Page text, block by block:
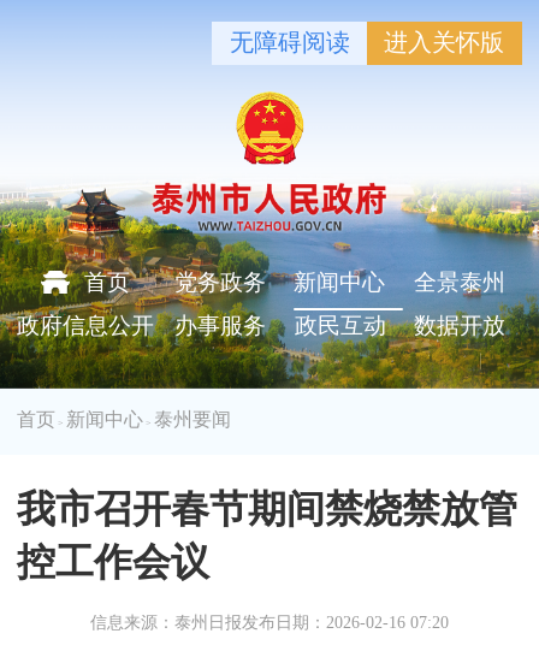
无障碍阅读 进入关怀版
首页 党务政务 新闻中心
全景泰州
政府信息公开
办事服务 政民互动 数据开放
首页 > 新闻中心 >泰州要闻
我市召开春节期间禁烧禁放管
控工作会议
信息来源：泰州日报发布日期：2026-02-16 07:20